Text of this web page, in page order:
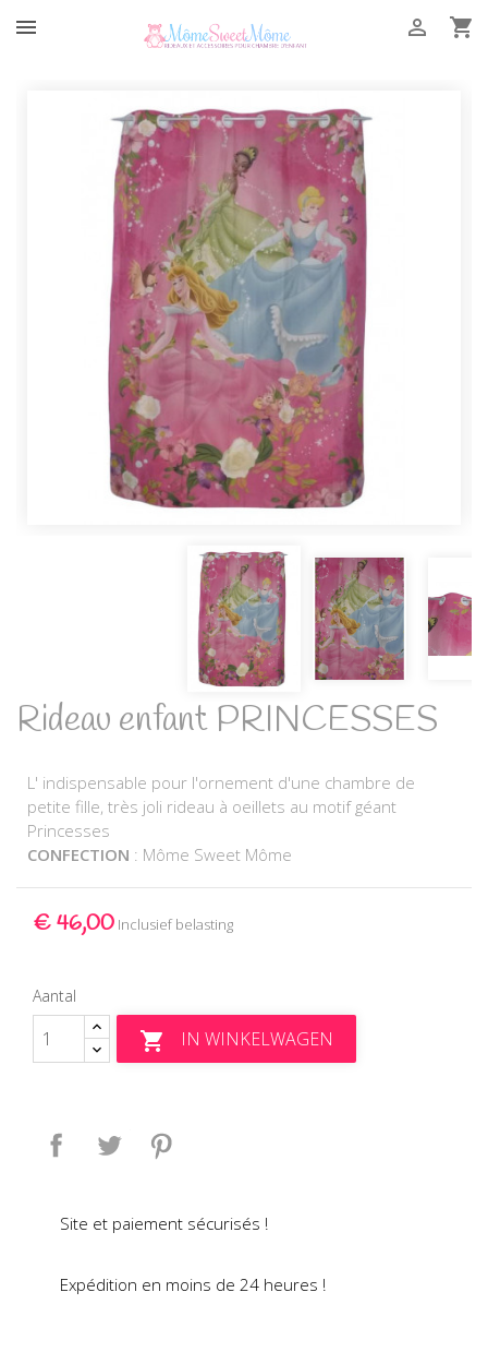
 

Rideau enfant PRINCESSES
L' indispensable pour l'ornement d'une chambre de
petite fille, très joli rideau à oeillets au motif géant
Princesses
CONFECTION : Môme Sweet Môme
€ 46,00 Inclusief belasting
Aantal
 IN WINKELWAGEN
Delen Tweet
Site et paiement sécurisés !
Expédition en moins de 24 heures !